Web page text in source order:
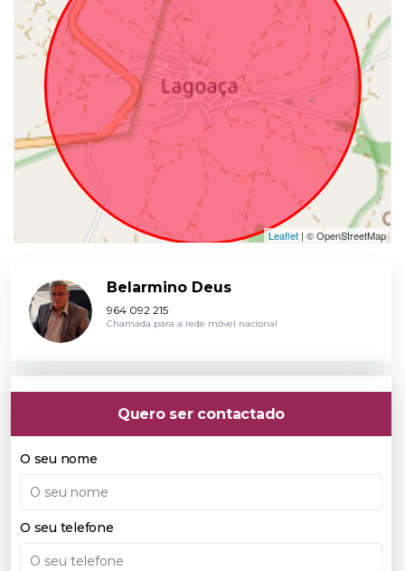
Leaflet | © OpenStreetMap
Belarmino Deus
964 092 215
Chamada para a rede móvel nacional
Quero ser contactado
O seu nome
O seu telefone